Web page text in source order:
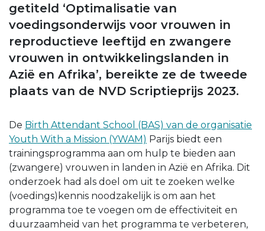
getiteld ‘Optimalisatie van
voedingsonderwijs voor vrouwen in
reproductieve leeftijd en zwangere
vrouwen in ontwikkelingslanden in
Azië en Afrika’, bereikte ze de tweede
plaats van de NVD Scriptieprijs 2023.
De Birth Attendant School (BAS) van de organisatie
Youth With a Mission (YWAM) Parijs biedt een
trainingsprogramma aan om hulp te bieden aan
(zwangere) vrouwen in landen in Azië en Afrika. Dit
onderzoek had als doel om uit te zoeken welke
(voedings)kennis noodzakelijk is om aan het
programma toe te voegen om de effectiviteit en
duurzaamheid van het programma te verbeteren,